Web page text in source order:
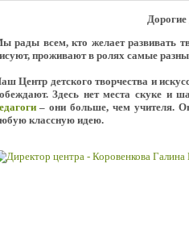
рады всем, кто желает развивать
проживают в ролях самые
Центр детского творчества и
Здесь нет места скуке и
– они больше, чем учителя.
классную идею.